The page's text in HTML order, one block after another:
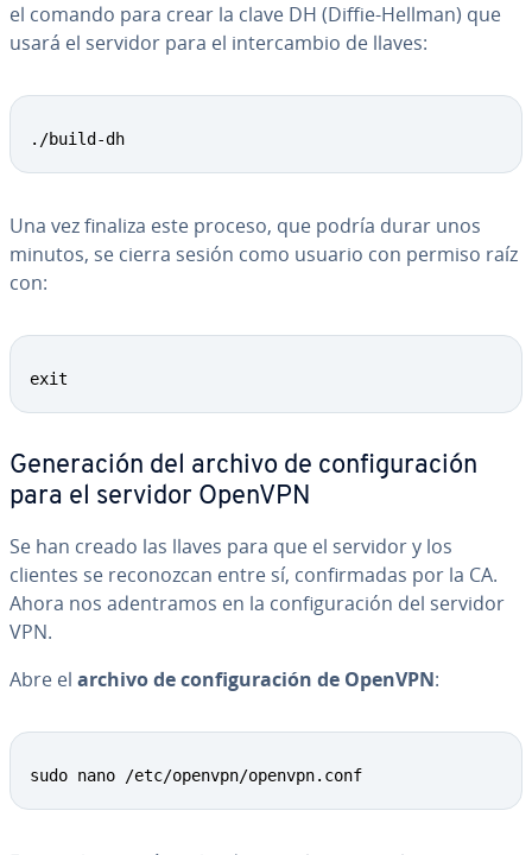
el comando para crear la clave DH (Diffie-Hellman) que
usará el servidor para el in­te­r­ca­m­bio de llaves:
./build-dh
Una vez finaliza este proceso, que podría durar unos
minutos, se cierra sesión como usuario con permiso raíz
con:
exit
Ge­ne­ra­ción del archivo de co­n­fi­gu­ra­ción
para el servidor OpenVPN
Se han creado las llaves para que el servidor y los
clientes se re­co­no­z­can entre sí, co­n­fi­r­ma­das por la CA.
Ahora nos ade­n­tra­mos en la co­n­fi­gu­ra­ción del servidor
VPN.
Abre el archivo de co­n­fi­gu­ra­ción de OpenVPN:
sudo nano /etc/openvpn/openvpn.conf